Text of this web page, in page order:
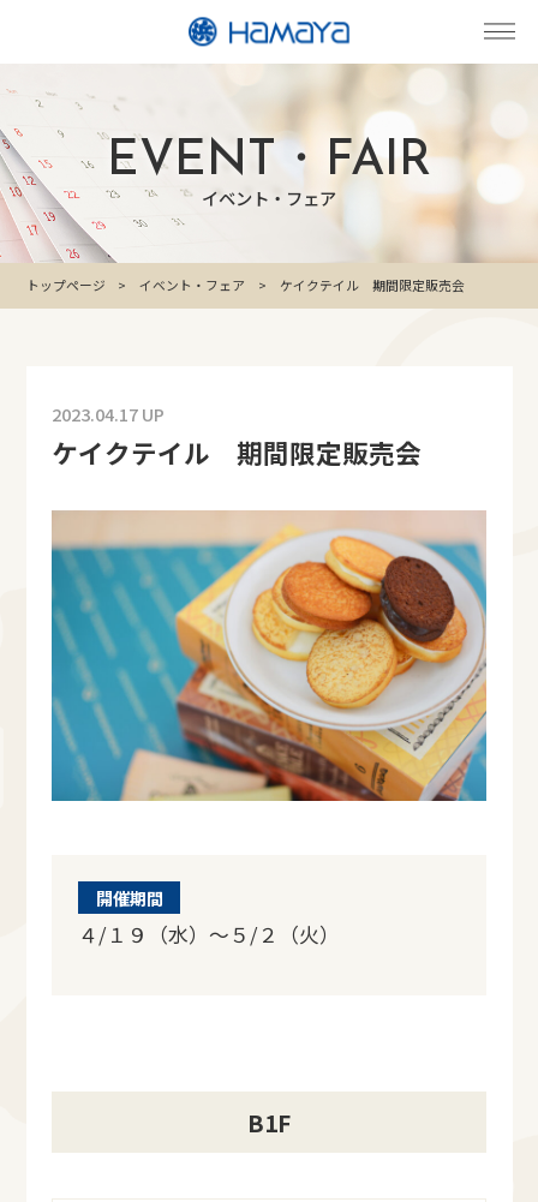
EVENT・FAIR
イベント・フェア
トップページ イベント・フェア ケイクテイル 期間限定販売会
2023.04.17 UP
ケイクテイル 期間限定販売会
開催期間
４/１９（水）～５/２（火）
B1F